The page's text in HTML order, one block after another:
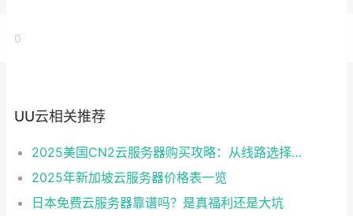
0
UU云相关推荐
2025美国CN2云服务器购买攻略：从线路选择到实操最全指南
2025年新加坡云服务器价格表一览
日本免费云服务器靠谱吗？是真福利还是大坑